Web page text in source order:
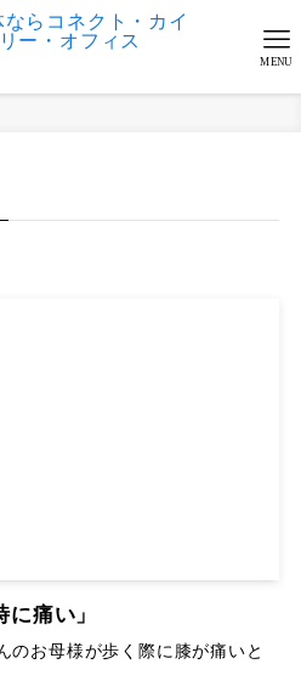
MENU
痛い」
のお母様が歩く際に膝が痛いと